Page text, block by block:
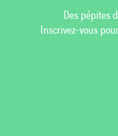
Des pépites
Inscrivez-vous